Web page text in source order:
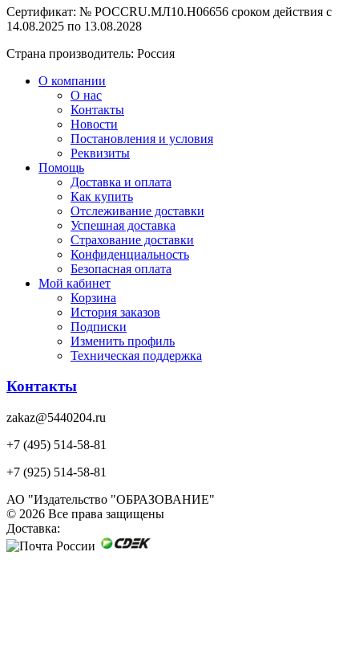
Сертификат: № РОССRU.МЛ10.Н06656 сроком действия с
14.08.2025 по 13.08.2028
Страна производитель: Россия
О компании
О нас
Контакты
Новости
Постановления и условия
Реквизиты
Помощь
Доставка и оплата
Как купить
Отслеживание доставки
Успешная доставка
Страхование доставки
Конфиденциальность
Безопасная оплата
Мой кабинет
Корзина
История заказов
Подписки
Изменить профиль
Техническая поддержка
Контакты
zakaz@5440204.ru
+7 (495) 514-58-81
+7 (925) 514-58-81
АО "Издательство "ОБРАЗОВАНИЕ"
© 2026 Все права защищены
Доставка: